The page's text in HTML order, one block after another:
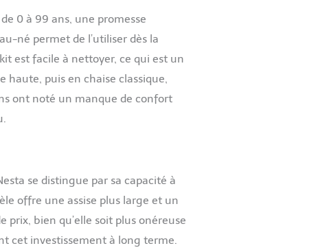
0 à 99 ans, une promesse
né permet de l’utiliser dès la
est facile à nettoyer, ce qui est un
haute, puis en chaise classique,
ont noté un manque de confort
se distingue par sa capacité à
offre une assise plus large et un
bien qu’elle soit plus onéreuse
cet investissement à long terme.